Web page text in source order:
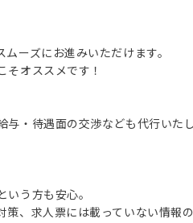
ーズにお進みいただけます。
オススメです！
・待遇面の交渉なども代行いたし
う方も安心。
、求人票には載っていない情報